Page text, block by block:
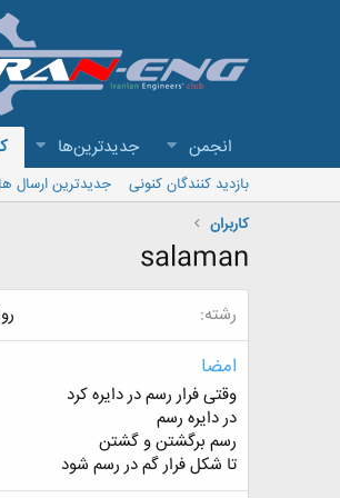
انجمن جدیدترین‌ها
بازدید کنندگان کنونی جدیدترین ارسال
کاربران
salaman
رشته
امضا
وقتی فرار رسم در دایره کرد
در دایره رسم
رسم برگشتن و گشتن
تا شکل فرار گم در رسم شود